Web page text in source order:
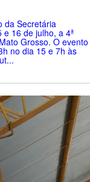
da Secretária
16 de julho, a 4ª
Grosso. O evento
no dia 15 e 7h às